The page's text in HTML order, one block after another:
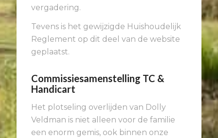
vergadering.
Tevens is het gewijzigde Huishoudelijk
Reglement op dit deel van de website
geplaatst.
Commissiesamenstelling TC &
Handicart
Het plotseling overlijden van Dolly
Veldman is niet alleen voor de familie
een enorm gemis, ook binnen onze